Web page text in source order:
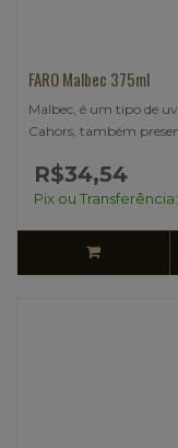
FARO Malbec 375ml
Malbec, é um tipo de
Cahors, também
R$34,54
Pix ou Transferência: